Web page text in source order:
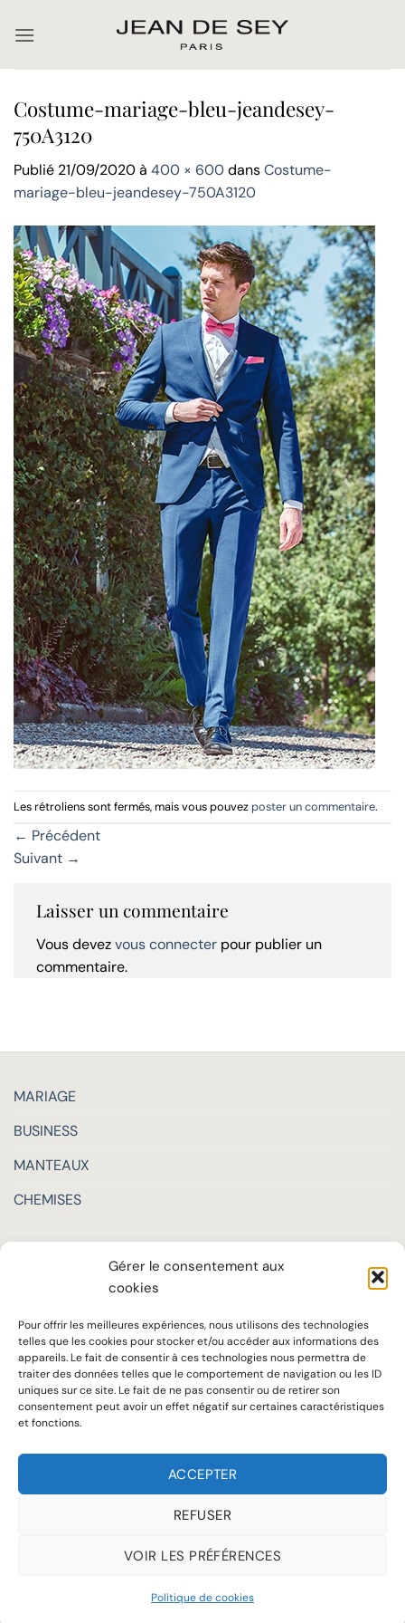
Gérer le consentement aux
cookies
Pour offrir les meilleures expériences, nous utilisons des technologies
telles que les cookies pour stocker et/ou accéder aux informations des
appareils. Le fait de consentir à ces technologies nous permettra de
traiter des données telles que le comportement de navigation ou les ID
uniques sur ce site. Le fait de ne pas consentir ou de retirer son
consentement peut avoir un effet négatif sur certaines caractéristiques
et fonctions.
ACCEPTER
REFUSER
VOIR LES PRÉFÉRENCES
Politique de cookies
Costume-mariage-bleu-jeandesey-
750A3120
Publié 21/09/2020à 400 × 600dansCostume-
mariage-bleu-jeandesey-750A3120
Les rétroliens sont fermés, mais vous pouvez poster un commentaire.
← Précédent
Suivant →
Laisser un commentaire
Vous devezvous connecter pour publier un
commentaire.
MARIAGE
BUSINESS
MANTEAUX
CHEMISES
SUR MESURE
SAVOIR-FAIRE
Notre ADN
cœur de notre approche pour offrir à chaque client une expérience à la
Copyright 2026 © Jean de Sey tous droits réservés